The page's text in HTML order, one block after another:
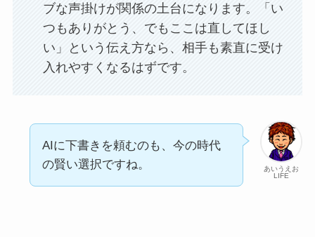
ブな声掛けが関係の土台になります。「い
つもありがとう、でもここは直してほし
い」という伝え方なら、相手も素直に受け
入れやすくなるはずです。
あいうえお
LIFE
AIに下書きを頼むのも、今の時代
の賢い選択ですね。